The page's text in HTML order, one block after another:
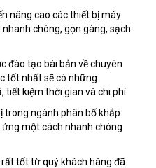
nâng cao các thiết bị máy
chóng, gọn gàng, sạch
đào tạo bài bản về chuyên
tốt nhất sẽ có những
tiết kiệm thời gian và chi phí.
trong ngành phân bố khắp
ứng một cách nhanh chóng
rất tốt từ quý khách hàng đã